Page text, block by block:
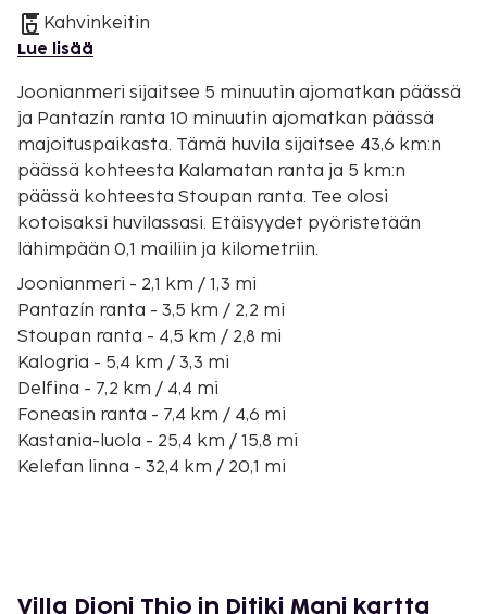
Kahvinkeitin
Lue lisää
Joonianmeri sijaitsee 5 minuutin ajomatkan päässä
ja Pantazín ranta 10 minuutin ajomatkan päässä
majoituspaikasta. Tämä huvila sijaitsee 43,6 km:n
päässä kohteesta Kalamatan ranta ja 5 km:n
päässä kohteesta Stoupan ranta. Tee olosi
kotoisaksi huvilassasi. Etäisyydet pyöristetään
lähimpään 0,1 mailiin ja kilometriin.
Joonianmeri - 2,1 km / 1,3 mi
Pantazín ranta - 3,5 km / 2,2 mi
Stoupan ranta - 4,5 km / 2,8 mi
Kalogria - 5,4 km / 3,3 mi
Delfina - 7,2 km / 4,4 mi
Foneasin ranta - 7,4 km / 4,6 mi
Kastania-luola - 25,4 km / 15,8 mi
Kelefan linna - 32,4 km / 20,1 mi
Dirosin neoliittinen museo - 43,7 km / 27,2 mi
Villa Dioni Thio in Ditiki Mani kartta